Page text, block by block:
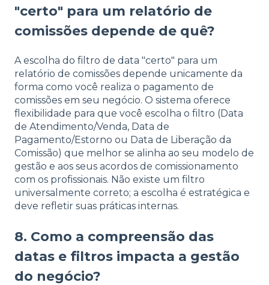
"certo" para um relatório de
comissões depende de quê?
A escolha do filtro de data "certo" para um
relatório de comissões depende unicamente da
forma como você realiza o pagamento de
comissões em seu negócio. O sistema oferece
flexibilidade para que você escolha o filtro (Data
de Atendimento/Venda, Data de
Pagamento/Estorno ou Data de Liberação da
Comissão) que melhor se alinha ao seu modelo de
gestão e aos seus acordos de comissionamento
com os profissionais. Não existe um filtro
universalmente correto; a escolha é estratégica e
deve refletir suas práticas internas.
8. Como a compreensão das
datas e filtros impacta a gestão
do negócio?